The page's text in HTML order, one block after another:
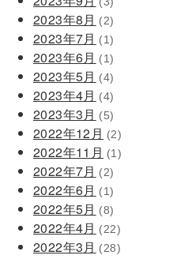
2023年8月 (2)
2023年7月 (1)
2023年6月 (1)
2023年5月 (4)
2023年4月 (4)
2023年3月 (5)
2022年12月 (2)
2022年11月 (1)
2022年7月 (2)
2022年6月 (1)
2022年5月 (8)
2022年4月 (22)
2022年3月 (28)